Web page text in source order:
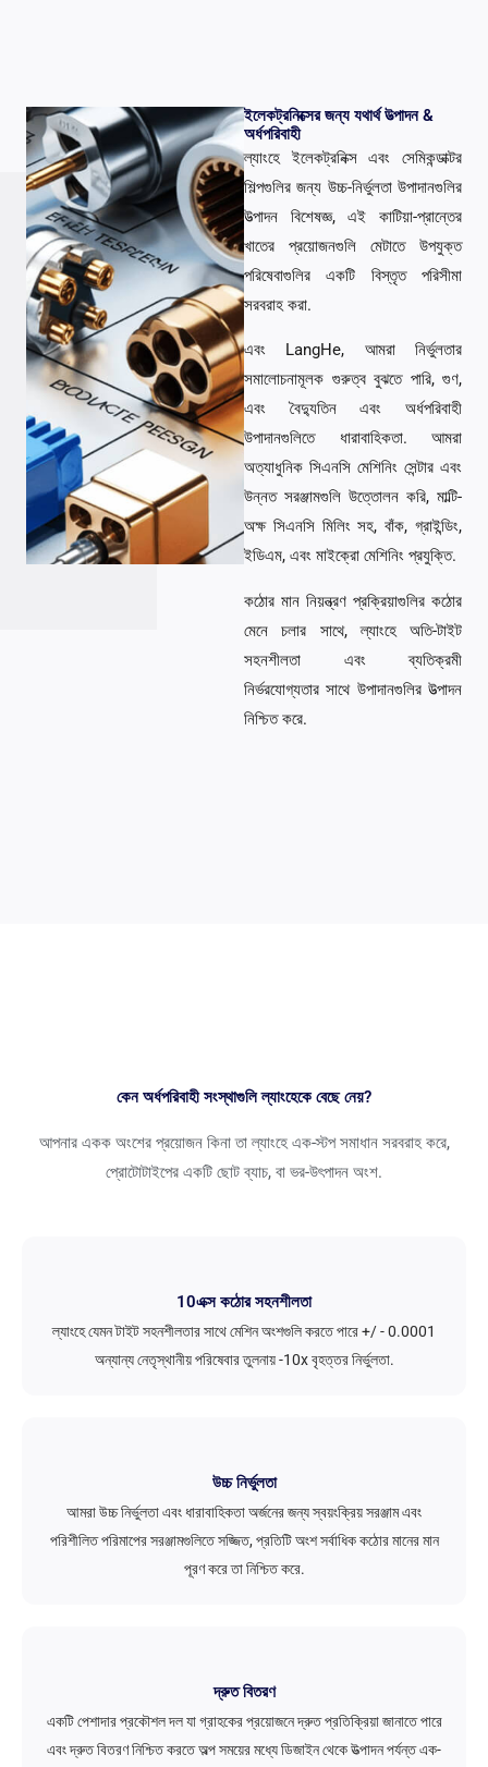
ইলেকট্রনিক্সের জন্য যথার্থ উত্পাদন &
অর্ধপরিবাহী
ল্যাংহে ইলেকট্রনিক্স এবং সেমিকন্ডাক্টর
শিল্পগুলির জন্য উচ্চ-নির্ভুলতা উপাদানগুলির
উত্পাদন বিশেষজ্ঞ, এই কাটিয়া-প্রান্তের
খাতের প্রয়োজনগুলি মেটাতে উপযুক্ত
পরিষেবাগুলির একটি বিস্তৃত পরিসীমা
সরবরাহ করা.
এবং LangHe, আমরা নির্ভুলতার
সমালোচনামূলক গুরুত্ব বুঝতে পারি, গুণ,
এবং বৈদ্যুতিন এবং অর্ধপরিবাহী
উপাদানগুলিতে ধারাবাহিকতা. আমরা
অত্যাধুনিক সিএনসি মেশিনিং সেন্টার এবং
উন্নত সরঞ্জামগুলি উত্তোলন করি, মাল্টি-
অক্ষ সিএনসি মিলিং সহ, বাঁক, গ্রাইন্ডিং,
ইডিএম, এবং মাইক্রো মেশিনিং প্রযুক্তি.
কঠোর মান নিয়ন্ত্রণ প্রক্রিয়াগুলির কঠোর
মেনে চলার সাথে, ল্যাংহে অতি-টাইট
সহনশীলতা এবং ব্যতিক্রমী
নির্ভরযোগ্যতার সাথে উপাদানগুলির উত্পাদন
নিশ্চিত করে.
কেন অর্ধপরিবাহী সংস্থাগুলি ল্যাংহেকে বেছে নেয়?
আপনার একক অংশের প্রয়োজন কিনা তা ল্যাংহে এক-স্টপ সমাধান সরবরাহ করে,
প্রোটোটাইপের একটি ছোট ব্যাচ, বা ভর-উৎপাদন অংশ.
10এক্স কঠোর সহনশীলতা
ল্যাংহে যেমন টাইট সহনশীলতার সাথে মেশিন অংশগুলি করতে পারে +/ - 0.0001
অন্যান্য নেতৃস্থানীয় পরিষেবার তুলনায় -10x বৃহত্তর নির্ভুলতা.
উচ্চ নির্ভুলতা
আমরা উচ্চ নির্ভুলতা এবং ধারাবাহিকতা অর্জনের জন্য স্বয়ংক্রিয় সরঞ্জাম এবং
পরিশীলিত পরিমাপের সরঞ্জামগুলিতে সজ্জিত, প্রতিটি অংশ সর্বাধিক কঠোর মানের মান
পূরণ করে তা নিশ্চিত করে.
দ্রুত বিতরণ
একটি পেশাদার প্রকৌশল দল যা গ্রাহকের প্রয়োজনে দ্রুত প্রতিক্রিয়া জানাতে পারে
এবং দ্রুত বিতরণ নিশ্চিত করতে অল্প সময়ের মধ্যে ডিজাইন থেকে উত্পাদন পর্যন্ত এক-